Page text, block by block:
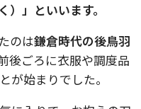
」といいます。
のは鎌倉時代の後鳥羽
後ごろに衣服や調度品
が始まりでした。